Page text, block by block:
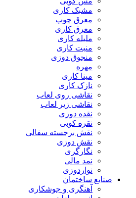
مشبک کاری
معرق چوب
معرق کاری
مليله کاری
منبت کاری
منجوق دوزی
مهره
مینا کاری
نازک کاری
نقاشی روی لعاب
نقاشی زیر لعاب
نقده دوزی
نقره کوبی
نقش برجسته سفالی
نقش دوزی
نگارگری
نمد مالی
نواردوزی
صنایع ساختمان
آهنگری و جوشکاری